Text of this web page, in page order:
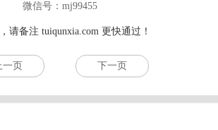
微信号：mj99455
请备注 tuiqunxia.com更快通过！
一页 下一页